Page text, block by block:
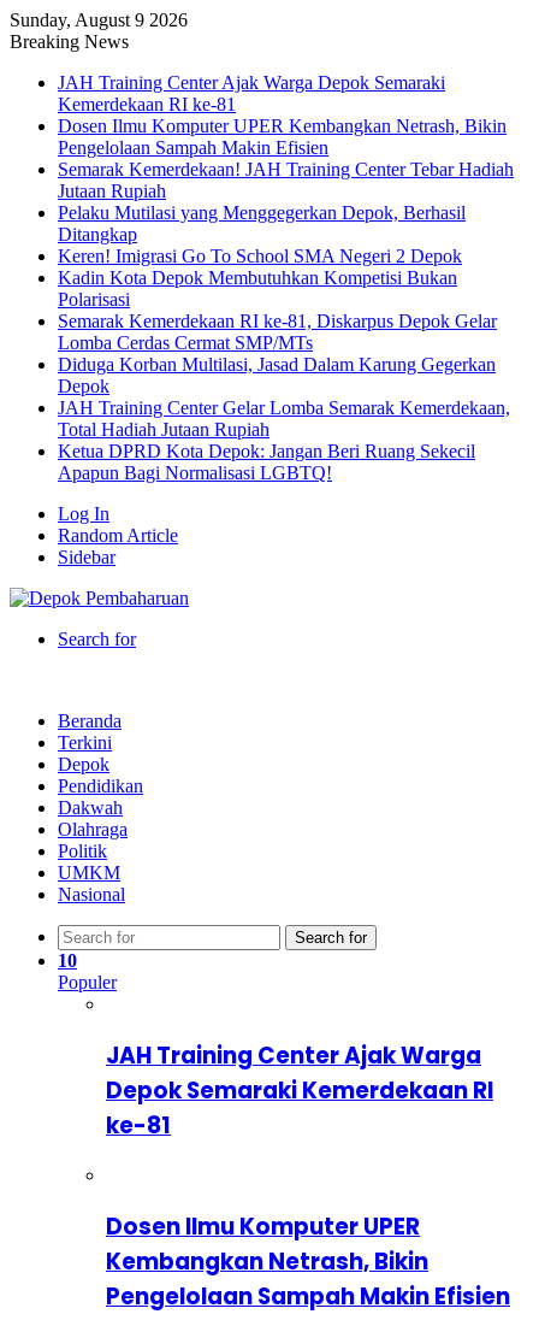
Sunday, August 9 2026
Breaking News
JAH Training Center Ajak Warga Depok Semaraki
Kemerdekaan RI ke-81
Dosen Ilmu Komputer UPER Kembangkan Netrash, Bikin
Pengelolaan Sampah Makin Efisien
Semarak Kemerdekaan! JAH Training Center Tebar Hadiah
Jutaan Rupiah
Pelaku Mutilasi yang Menggegerkan Depok, Berhasil
Ditangkap
Keren! Imigrasi Go To School SMA Negeri 2 Depok
Kadin Kota Depok Membutuhkan Kompetisi Bukan
Polarisasi
Semarak Kemerdekaan RI ke-81, Diskarpus Depok Gelar
Lomba Cerdas Cermat SMP/MTs
Diduga Korban Multilasi, Jasad Dalam Karung Gegerkan
Depok
JAH Training Center Gelar Lomba Semarak Kemerdekaan,
Total Hadiah Jutaan Rupiah
Ketua DPRD Kota Depok: Jangan Beri Ruang Sekecil
Apapun Bagi Normalisasi LGBTQ!
Log In
Random Article
Sidebar
Search for
Beranda
Terkini
Depok
Pendidikan
Dakwah
Olahraga
Politik
UMKM
Nasional
Search for
10
Populer
JAH Training Center Ajak Warga
Depok Semaraki Kemerdekaan RI
ke-81
Dosen Ilmu Komputer UPER
Kembangkan Netrash, Bikin
Pengelolaan Sampah Makin Efisien